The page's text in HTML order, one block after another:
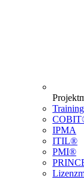
IPMA
ITIL®
PMI®